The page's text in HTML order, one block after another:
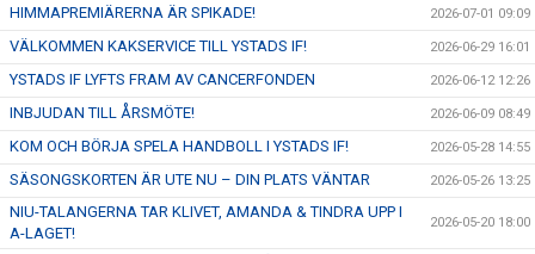
HIMMAPREMIÄRERNA ÄR SPIKADE! 2026-07-01 09:09
VÄLKOMMEN KAKSERVICE TILL YSTADS IF! 2026-06-29 16:01
YSTADS IF LYFTS FRAM AV CANCERFONDEN 2026-06-12 12:26
INBJUDAN TILL ÅRSMÖTE! 2026-06-09 08:49
KOM OCH BÖRJA SPELA HANDBOLL I YSTADS IF! 2026-05-28 14:55
SÄSONGSKORTEN ÄR UTE NU – DIN PLATS VÄNTAR 2026-05-26 13:25
NIU-TALANGERNA TAR KLIVET, AMANDA & TINDRA UPP I
A-LAGET!
2026-05-20 18:00